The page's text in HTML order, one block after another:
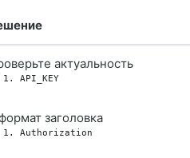
актуальность
API_KEY
заголовка
Authorization